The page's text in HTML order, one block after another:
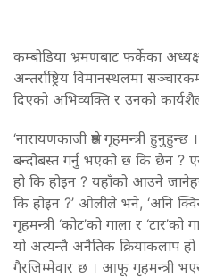
कम्बोडिया भ्रमणबाट फर्केका
अन्तर्राष्ट्रिय विमानस्थलमा
दिएको अभिव्यक्ति र उनको
‘नारायणकाजी श्रेष्ठ गृहमन्त्री
बन्दोबस्त गर्नु भएको छ कि छैन ?
हो कि होइन ? यहाँको आउने
कि होइन ?’ ओलीले भने, ‘अनि
गृहमन्त्री ‘कोट’को गाला र
यो अत्यन्तै अनैतिक क्रियाकलाप हो
गैरजिम्मेवार छ । आफू गृहमन्त्री